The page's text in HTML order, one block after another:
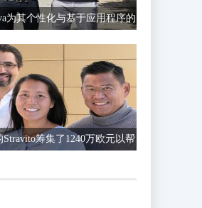
为其个性化与基于应用程序的
筹集了1240万欧元以帮